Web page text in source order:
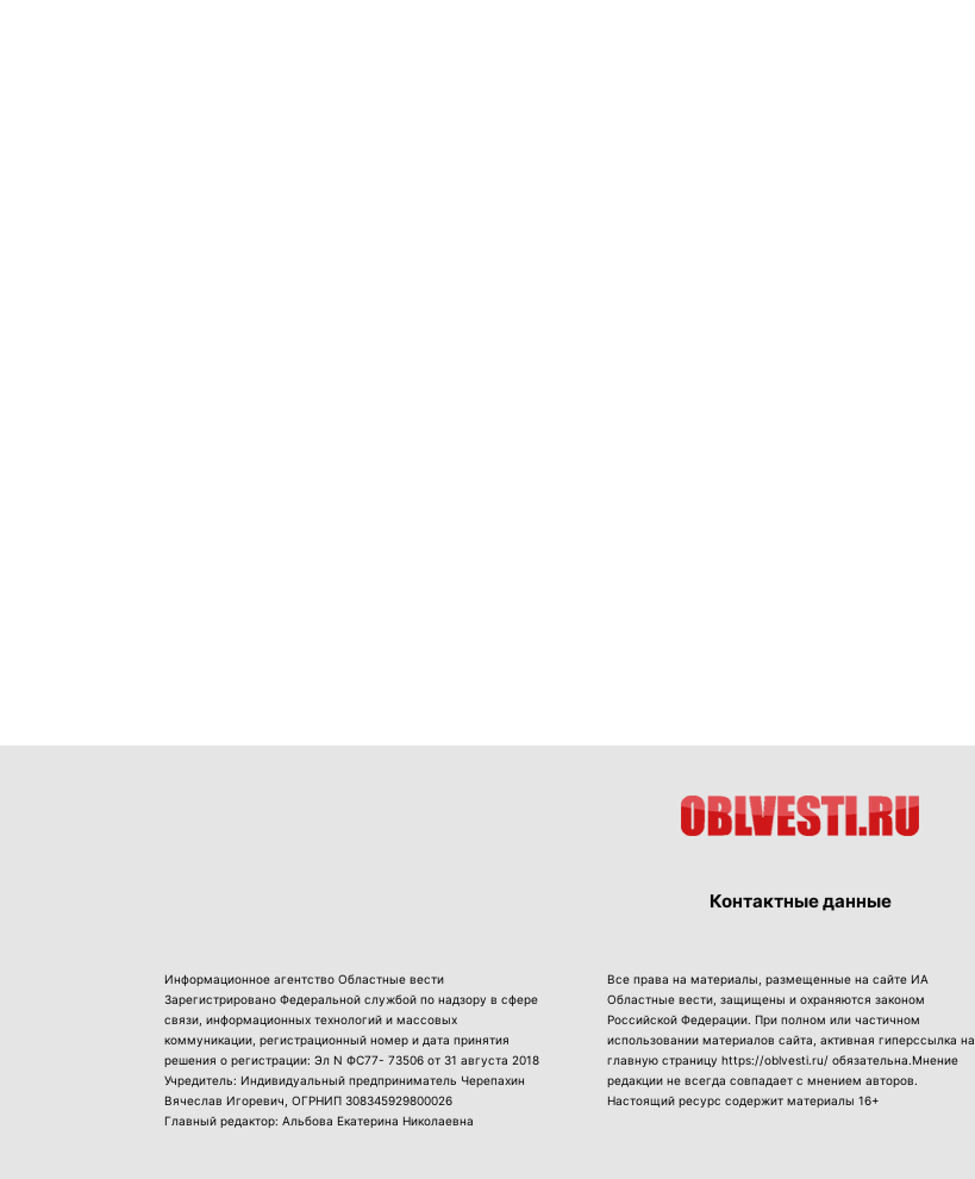
Контактные данные
Информационное агентство Областные вести
Зарегистрировано Федеральной службой по надзору в сфере
связи, информационных технологий и массовых
коммуникации, регистрационный номер и дата принятия
решения о регистрации: Эл N ФС77- 73506 от 31 августа 2018
Учредитель: Индивидуальный предприниматель Черепахин
Вячеслав Игоревич, ОГРНИП 308345929800026
Главный редактор: Альбова Екатерина Николаевна
Все права на материалы, размещенные на сайте ИА
Областные вести, защищены и охраняются законом
Российской Федерации. При полном или частичном
использовании материалов сайта, активная гиперссылка на
главную страницу https://oblvesti.ru/ обязательна.Мнение
редакции не всегда совпадает с мнением авторов.
Настоящий ресурс содержит материалы 16+